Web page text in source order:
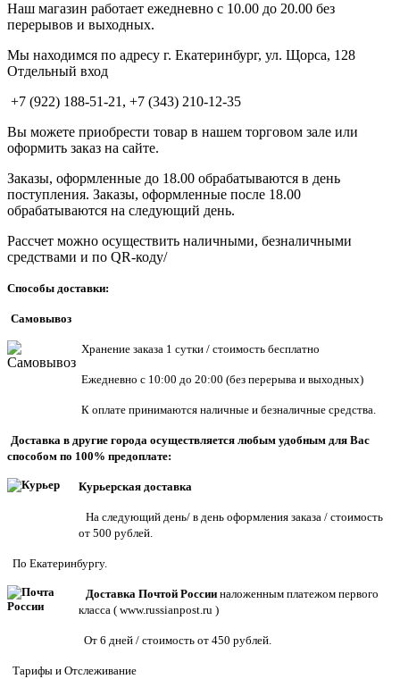
Наш магазин работает ежедневно с 10.00 до 20.00 без
перерывов и выходных.
Мы находимся по адресу г. Екатеринбург, ул. Щорса, 128
Отдельный вход
+7 (922) 188-51-21, +7 (343) 210-12-35
Вы можете приобрести товар в нашем торговом зале или
оформить заказ на сайте.
Заказы, оформленные до 18.00 обрабатываются в день
поступления. Заказы, оформленные после 18.00
обрабатываются на следующий день.
Рассчет можно осуществить наличными, безналичными
средствами и по QR-коду/
Способы доставки:
Самовывоз
Хранение заказа 1 сутки / стоимость бесплатно
Ежедневно с 10:00 до 20:00 (без перерыва и выходных)
К оплате принимаются наличные и безналичные средства.
Доставка в другие города осуществляется любым удобным для Вас
способом по 100% предоплате:
Курьерская доставка
На следующий день/ в день оформления заказа / стоимость
от 500 рублей.
По Екатеринбургу.
Доставка Почтой России наложенным платежом первого
класса ( www.russianpost.ru )
От 6 дней / стоимость от 450 рублей.
Тарифы и Отслеживание